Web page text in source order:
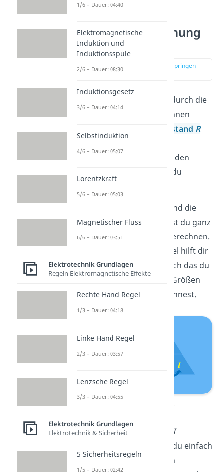
berechnen: Spannung
und Widerstand
zur Stelle im Video springen
(01:04)
Eine weitere Möglichkeit, durch die
du die Stromstärke berechnen
Widerstand R
Zusammenhang zwischen den
nennst du
Hast du den Widerstand und die
Spannung gegeben, kannst du ganz
einfach die Stromstärke berechnen.
Beim Anwenden der Formel hilft dir
das ohmsche Dreieck, durch das du
herausfindest, wie du die Größen
richtig miteinander verrechnest.
Wenn du die Stromstärke
I
berechnen musst, kannst du einfach
die SpannungUdurch den
1/6 – Dauer: 04:40
Elektromagnetische
Induktion und
Induktionsspule
2/6 – Dauer: 08:30
Induktionsgesetz
3/6 – Dauer: 04:14
Selbstinduktion
4/6 – Dauer: 05:07
Lorentzkraft
5/6 – Dauer: 05:03
Magnetischer Fluss
6/6 – Dauer: 03:51
Elektrotechnik Grundlagen
Regeln Elektromagnetische Effekte
Rechte Hand Regel
1/3 – Dauer: 04:18
Linke Hand Regel
2/3 – Dauer: 03:57
Lenzsche Regel
3/3 – Dauer: 04:55
Elektrotechnik Grundlagen
Elektrotechnik & Sicherheit
5 Sicherheitsregeln
1/5 – Dauer: 02:42